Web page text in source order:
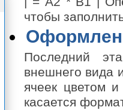
чтобы
Последний
внешнего вида
ячеек цветом
касается